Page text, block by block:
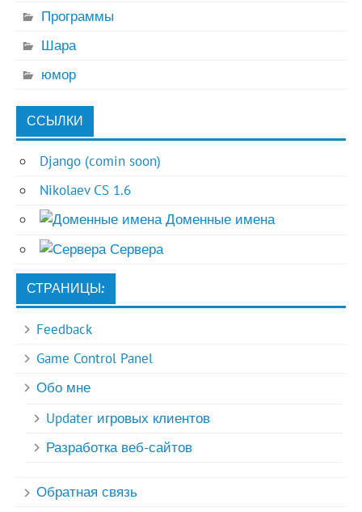
Программы
Шара
юмор
ССЫЛКИ
Django (comin soon)
Nikolaev CS 1.6
Доменные имена
Сервера
СТРАНИЦЫ:
Feedback
Game Control Panel
Обо мне
Updater игровых клиентов
Разработка веб-сайтов
Обратная связь